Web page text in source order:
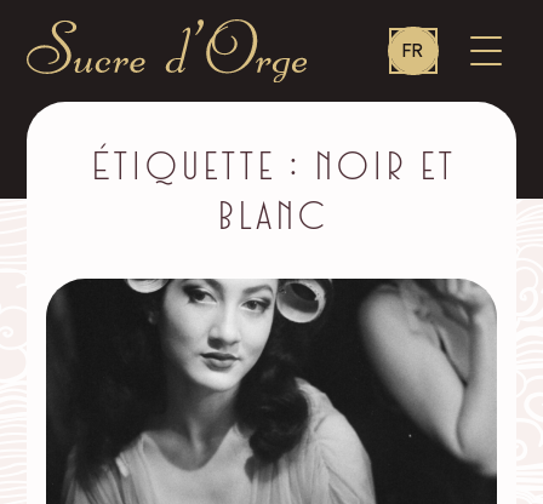
d'Orge
Language
switcher
FR
LE
Étiquette : noir et
blanc